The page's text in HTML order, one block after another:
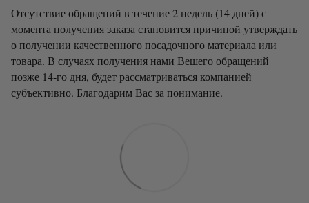
Отсутствие обращений в течение 2 недель (14 дней) с
момента получения заказа становится причиной утверждать
о получении качественного посадочного материала или
товара. В случаях получения нами Вешего обращений
позже 14-го дня, будет рассматриваться компанией
субъективно. Благодарим Вас за понимание.